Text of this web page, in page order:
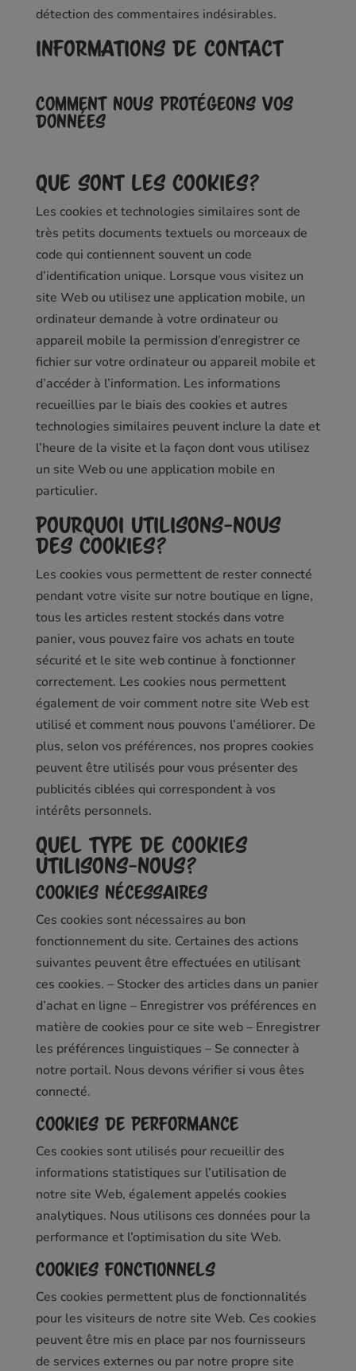
détection des commentaires indésirables.
Informations de contact
Comment nous protégeons vos
données
Que sont les cookies?
Les cookies et technologies similaires sont de
très petits documents textuels ou morceaux de
code qui contiennent souvent un code
d’identification unique. Lorsque vous visitez un
site Web ou utilisez une application mobile, un
ordinateur demande à votre ordinateur ou
appareil mobile la permission d’enregistrer ce
fichier sur votre ordinateur ou appareil mobile et
d’accéder à l’information. Les informations
recueillies par le biais des cookies et autres
technologies similaires peuvent inclure la date et
l’heure de la visite et la façon dont vous utilisez
un site Web ou une application mobile en
particulier.
Pourquoi utilisons-nous
des cookies?
Les cookies vous permettent de rester connecté
pendant votre visite sur notre boutique en ligne,
tous les articles restent stockés dans votre
panier, vous pouvez faire vos achats en toute
sécurité et le site web continue à fonctionner
correctement. Les cookies nous permettent
également de voir comment notre site Web est
utilisé et comment nous pouvons l’améliorer. De
plus, selon vos préférences, nos propres cookies
peuvent être utilisés pour vous présenter des
publicités ciblées qui correspondent à vos
intérêts personnels.
Quel type de cookies
utilisons-nous?
Cookies nécessaires
Ces cookies sont nécessaires au bon
fonctionnement du site. Certaines des actions
suivantes peuvent être effectuées en utilisant
ces cookies. – Stocker des articles dans un panier
d’achat en ligne – Enregistrer vos préférences en
matière de cookies pour ce site web – Enregistrer
les préférences linguistiques – Se connecter à
notre portail. Nous devons vérifier si vous êtes
connecté.
Cookies de performance
Ces cookies sont utilisés pour recueillir des
informations statistiques sur l’utilisation de
notre site Web, également appelés cookies
analytiques. Nous utilisons ces données pour la
performance et l’optimisation du site Web.
Cookies fonctionnels
Ces cookies permettent plus de fonctionnalités
pour les visiteurs de notre site Web. Ces cookies
peuvent être mis en place par nos fournisseurs
de services externes ou par notre propre site